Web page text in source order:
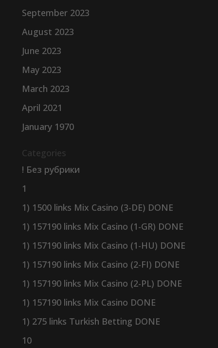
September 2023
August 2023
June 2023
May 2023
March 2023
April 2021
January 1970
Categories
! Без рубрики
1
1) 1500 links Mix Casino (3-DE) DONE
1) 157190 links Mix Casino (1-GR) DONE
1) 157190 links Mix Casino (1-HU) DONE
1) 157190 links Mix Casino (2-FI) DONE
1) 157190 links Mix Casino (2-PL) DONE
1) 157190 links Mix Casino DONE
1) 275 links Turkish Betting DONE
10